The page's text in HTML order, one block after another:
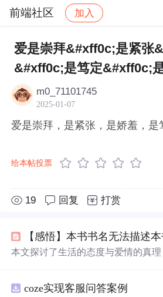
前端社区 加入
社区 前端社区 感慨 帖
爱是崇拜&#xff0c;是紧张
&#xff0c;是笃定&#xff0c;是
m0_71101745
2025-01-07
爱是崇拜，是紧张，是娇羞，是
给本帖投票
19 回复 打赏
【感悟】本书书名无法描述本
本文探讨了生活的态度与爱情的真
coze实现客服问答案例